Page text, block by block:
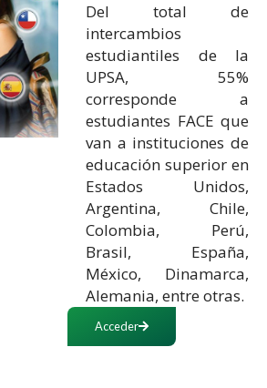
Del total de
intercambios
estudiantiles de la
UPSA, 55%
corresponde a
estudiantes FACE que
van a instituciones de
educación superior en
Estados Unidos,
Argentina, Chile,
Colombia, Perú,
Brasil, España,
México, Dinamarca,
Alemania, entre otras.
Acceder